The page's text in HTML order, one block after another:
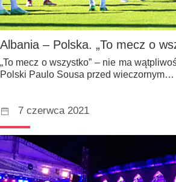
Albania – Polska. „To mecz o
„To mecz o wszystko” – nie ma
Polski Paulo Sousa przed wieczornym…
7 czerwca 2021